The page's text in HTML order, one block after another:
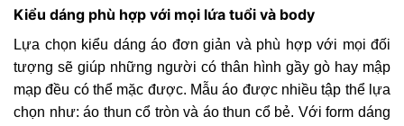
Kiểu dáng phù hợp với mọi lứa tuổi và body
Lựa chọn kiểu dáng áo đơn giản và phù hợp với mọi đối
tượng sẽ giúp những người có thân hình gầy gò hay mập
mạp đều có thể mặc được. Mẫu áo được nhiều tập thể lựa
chọn như: áo thun cổ tròn và áo thun cổ bẻ. Với form dáng